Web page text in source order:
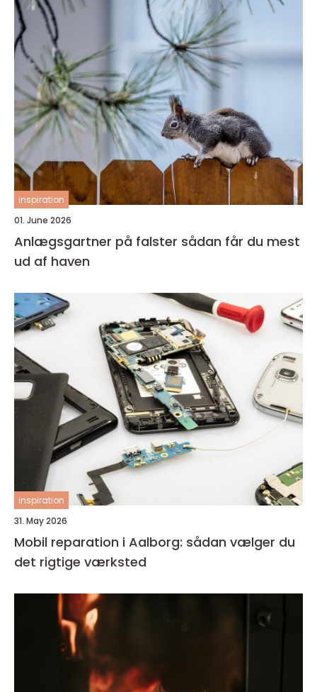
inspiration
01. June 2026
Anlægsgartner på falster sådan får du mest
ud af haven
inspiration
31. May 2026
Mobil reparation i Aalborg: sådan vælger du
det rigtige værksted